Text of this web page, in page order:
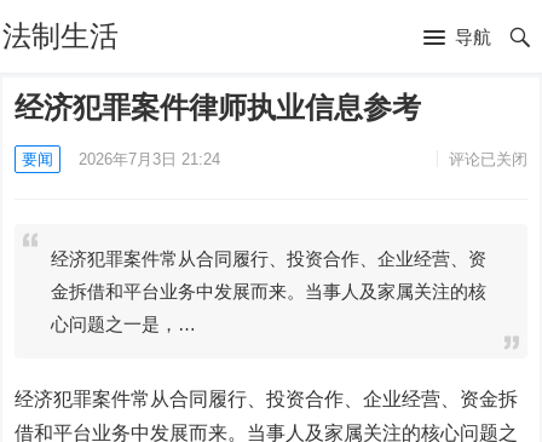
法制生活 导航
经济犯罪案件律师执业信息参考
要闻 2026年7月3日 21:24 评论已关闭
经济犯罪案件常从合同履行、投资合作、企业经营、资
金拆借和平台业务中发展而来。当事人及家属关注的核
心问题之一是，…
经济犯罪案件常从合同履行、投资合作、企业经营、资金拆
借和平台业务中发展而来。当事人及家属关注的核心问题之